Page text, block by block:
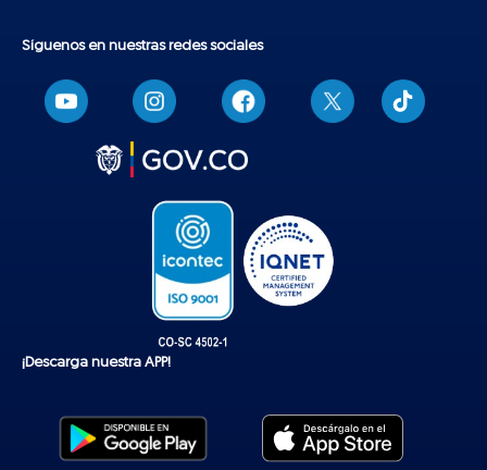
Síguenos en nuestras redes sociales
T
i
k
¡Descarga nuestra APP!